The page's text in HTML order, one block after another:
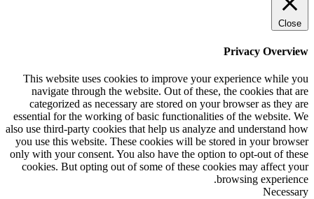
Close
Privacy Overview
This website uses cookies to improve your experience while you
navigate through the website. Out of these, the cookies that are
categorized as necessary are stored on your browser as they are
essential for the working of basic functionalities of the website. We
also use third-party cookies that help us analyze and understand how
you use this website. These cookies will be stored in your browser
only with your consent. You also have the option to opt-out of these
cookies. But opting out of some of these cookies may affect your
browsing experience.
Necessary